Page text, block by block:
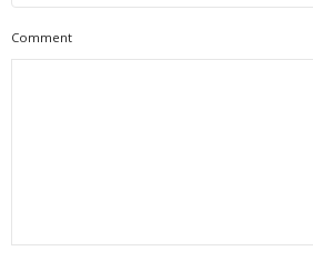
Comment